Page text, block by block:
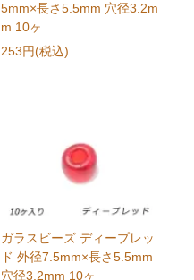
5mm×長さ5.5mm 穴径3.2m
m 10ヶ
253円(税込)
ガラスビーズ ディープレッ
ド 外径7.5mm×長さ5.5mm
穴径3.2mm 10ヶ